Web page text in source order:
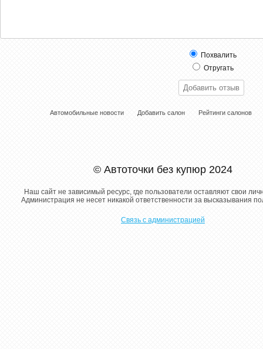
Похвалить
Отругать
Автомобильные новости Добавить салон Рейтинги салонов
© Автоточки без купюр 2024
Наш сайт не зависимый ресурс, где пользователи оставляют свои
Администрация не несет никакой ответственности за высказывания
Связь с администрацией